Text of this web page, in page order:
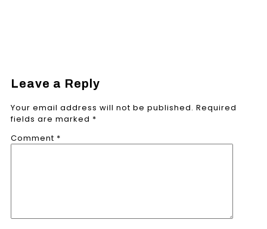
Leave a Reply
Your email address will not be published. Required
fields are marked *
Comment *